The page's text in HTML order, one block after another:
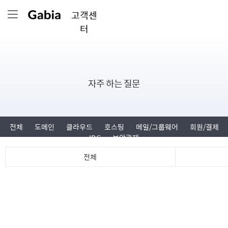
고객센
터
자주 하는 질문
전체 도메인 클라우드 호스팅 메일/그룹웨어
회원/결제
IDC
보안관제
전체